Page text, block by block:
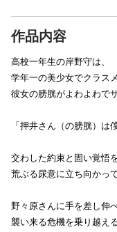
作品内容
高校一年生の岸野守は、
学年一の美少女でクラス
彼女の膀胱がよわよわで
「押井さん（の膀胱）は
交わした約束と固い覚悟を
荒ぶる尿意に立ち向かっ
野々原さんに手を差し伸
襲い来る危機を乗り越え